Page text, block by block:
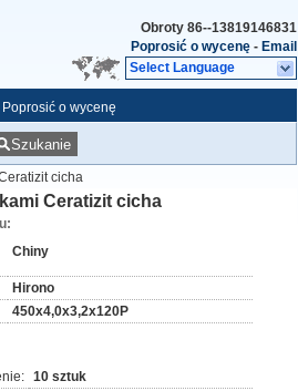
Obroty 86--13819146831
Poprosić o wycenę - Email
Select Language
Poprosić o wycenę
Szukanie
cicha
Ceratizit cicha
Chiny
Hirono
450x4,0x3,2x120P
10 sztuk